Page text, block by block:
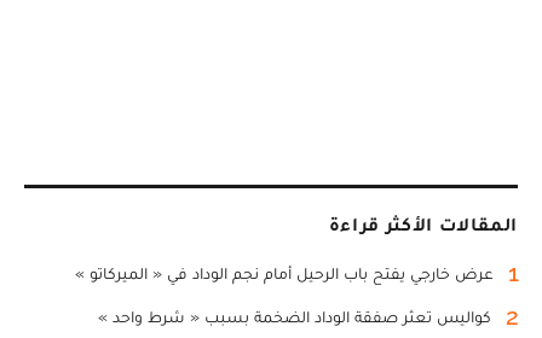
المقالات الأكثر قراءة
1 عرض خارجي يفتح باب الرحيل أمام نجم الوداد في « الميركاتو »
2 كواليس تعثر صفقة الوداد الضخمة بسبب « شرط واحد »